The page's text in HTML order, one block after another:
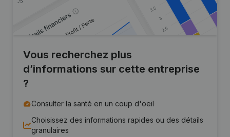
Vous recherchez plus
d’informations sur cette entreprise
?
Consulter la santé en un coup d'oeil
Choisissez des informations rapides ou des détails
granulaires